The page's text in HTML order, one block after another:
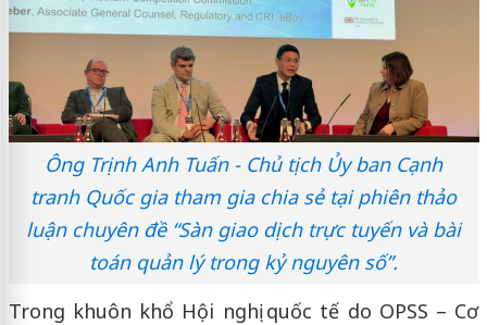
Ông Trịnh Anh Tuấn - Chủ tịch Ủy ban Cạnh
tranh Quốc gia tham gia chia sẻ tại phiên thảo
luận chuyên đề “Sàn giao dịch trực tuyến và bài
toán quản lý trong kỷ nguyên số”.
Trong khuôn khổ Hội nghị quốc tế do OPSS – Cơ